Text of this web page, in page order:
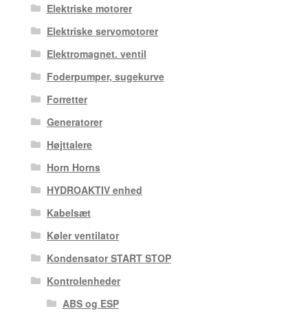
Elektriske motorer
Elektriske servomotorer
Elektromagnet. ventil
Foderpumper, sugekurve
Forretter
Generatorer
Højttalere
Horn Horns
HYDROAKTIV enhed
Kabelsæt
Køler ventilator
Kondensator START STOP
Kontrolenheder
ABS og ESP